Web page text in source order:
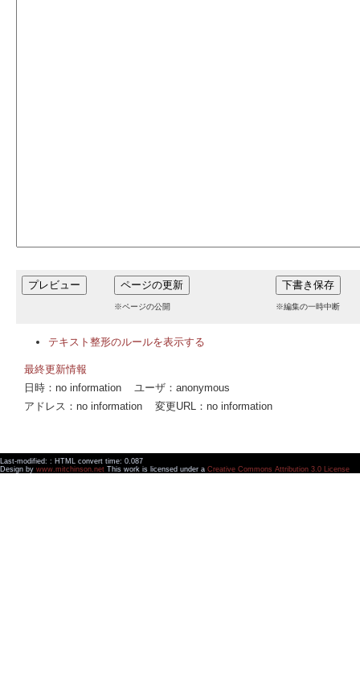
※ページの公開 ※編集の一時中断
テキスト整形のルールを表示する
最終更新情報
日時：no information ユーザ：anonymous
アドレス：no information 変更URL：no information
Last-modified: : HTML convert time: 0.087
Design by www.mitchinson.net This work is licensed under a Creative Commons Attribution 3.0 License